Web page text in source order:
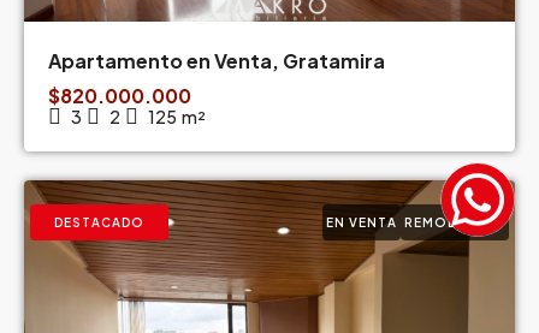
Apartamento en Venta, Gratamira
$820.000.000
3 2 125 m²
DESTACADO EN VENTA REMODELADO